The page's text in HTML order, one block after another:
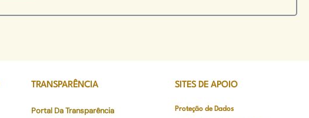
TRANSPARÊNCIA
Portal Da Transparência
SITES DE APOIO
Proteção de Dados